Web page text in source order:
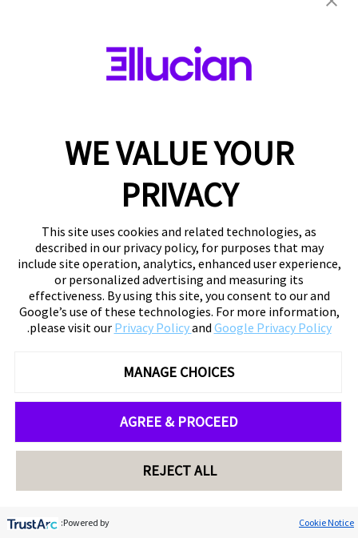
WE VALUE YOUR
PRIVACY
This site uses cookies and related technologies, as
described in our privacy policy, for purposes that may
include site operation, analytics, enhanced user experience,
or personalized advertising and measuring its
effectiveness. By using this site, you consent to our and
Google’s use of these technologies. For more information,
please visit ourPrivacy PolicyandGoogle Privacy Policy
.
MANAGE CHOICES
AGREE & PROCEED
REJECT ALL
Cookie
Powered by: